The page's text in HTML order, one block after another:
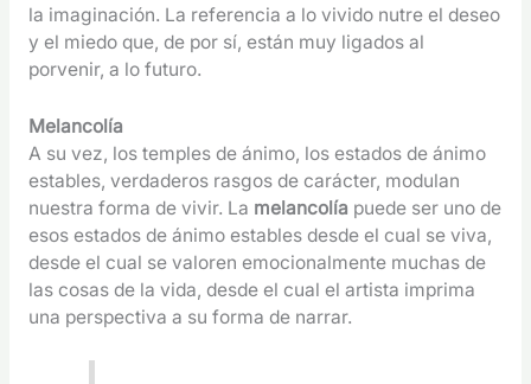
la imaginación. La referencia a lo vivido nutre el deseo
y el miedo que, de por sí, están muy ligados al
porvenir, a lo futuro.
Melancolía
A su vez, los temples de ánimo, los estados de ánimo
estables, verdaderos rasgos de carácter, modulan
nuestra forma de vivir. La melancolía puede ser uno de
esos estados de ánimo estables desde el cual se viva,
desde el cual se valoren emocionalmente muchas de
las cosas de la vida, desde el cual el artista imprima
una perspectiva a su forma de narrar.